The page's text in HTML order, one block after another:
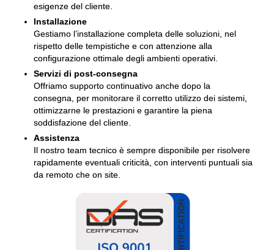
esigenze del cliente.
Installazione
Gestiamo l’installazione completa delle soluzioni, nel
rispetto delle tempistiche e con attenzione alla
configurazione ottimale degli ambienti operativi.
Servizi di post-consegna
Offriamo supporto continuativo anche dopo la
consegna, per monitorare il corretto utilizzo dei sistemi,
ottimizzarne le prestazioni e garantire la piena
soddisfazione del cliente.
Assistenza
Il nostro team tecnico è sempre disponibile per risolvere
rapidamente eventuali criticità, con interventi puntuali sia
da remoto che on site.